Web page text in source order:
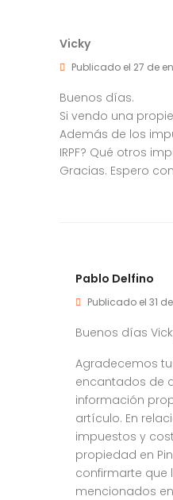
Vicky
Publicado el 27 de
Buenos días.
Si vendo una
Además de los
IRPF? Qué otros
Gracias. Espero
Pablo Delfino
Publicado el 31
Buenos días
Agradecemos
encantados de
información
artículo. En
impuestos y
propiedad en
confirmarte que
mencionados